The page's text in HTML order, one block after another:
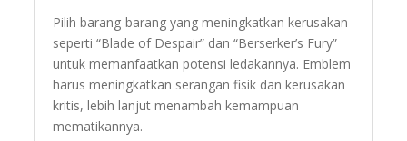
Pilih barang-barang yang meningkatkan kerusakan
seperti “Blade of Despair” dan “Berserker’s Fury”
untuk memanfaatkan potensi ledakannya. Emblem
harus meningkatkan serangan fisik dan kerusakan
kritis, lebih lanjut menambah kemampuan
mematikannya.